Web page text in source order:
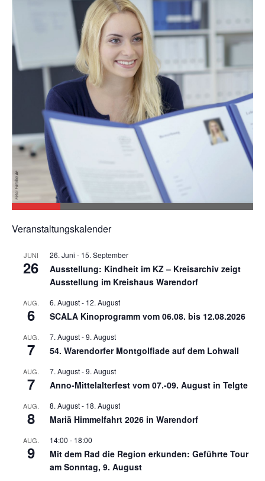
Veranstaltungskalender
JUNI
26
26. Juni - 15. September
Ausstellung: Kindheit im KZ – Kreisarchiv zeigt
Ausstellung im Kreishaus Warendorf
AUG.
6
6. August- 12. August
SCALA Kinoprogramm vom 06.08. bis 12.08.2026
AUG.
7
7. August-9. August
54. Warendorfer Montgolfiade auf dem Lohwall
AUG.
7
7. August-9. August
Anno-Mittelalterfest vom 07.-09. August in Telgte
AUG.
8
8. August- 18. August
Mariä Himmelfahrt 2026 in Warendorf
AUG.
9
14:00 - 18:00
Mit dem Rad die Region erkunden: Geführte Tour
am Sonntag, 9. August